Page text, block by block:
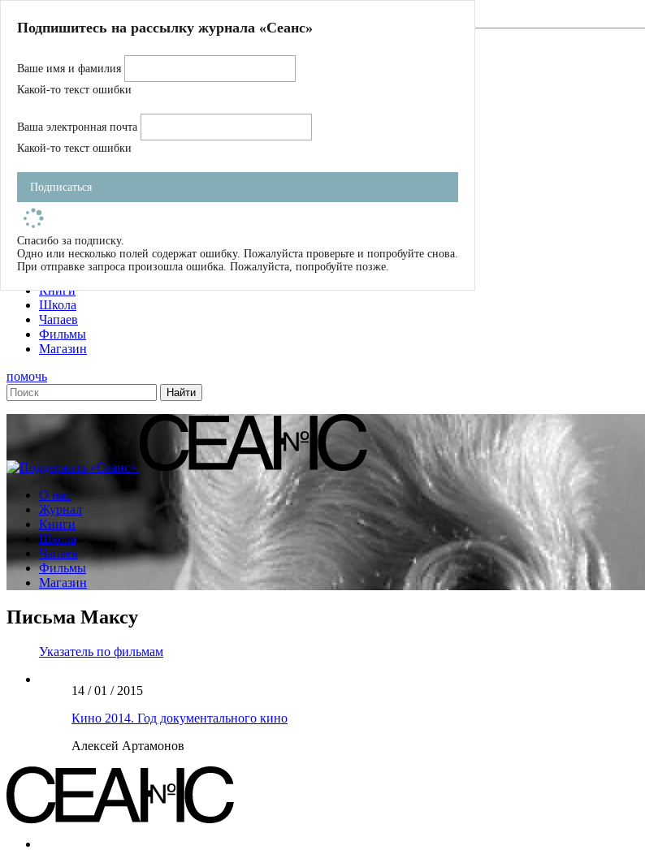
Магазин
Журнал
Школа
Устав
Фильмы
Имена
Тэги
О нас
Журнал
Книги
Школа
Чапаев
Фильмы
Магазин
помочь
О нас
Журнал
Книги
Школа
Чапаев
Фильмы
Магазин
Письма Максу
Указатель по фильмам
14 / 01 / 2015
Кино 2014. Год документального кино
Алексей Артамонов
Подпишитесь на рассылку журнала «Сеанс»
Ваше имя и фамилия
Какой-то текст ошибки
Ваша электронная почта
Какой-то текст ошибки
Подписаться
Спасибо за подписку.
Одно или несколько полей содержат ошибку. Пожалуйста проверьте и попробуйте снова.
При отправке запроса произошла ошибка. Пожалуйста, попробуйте позже.